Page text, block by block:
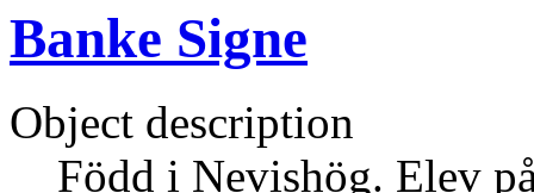
Banke Signe
Object description
Född i Nevishög. Elev